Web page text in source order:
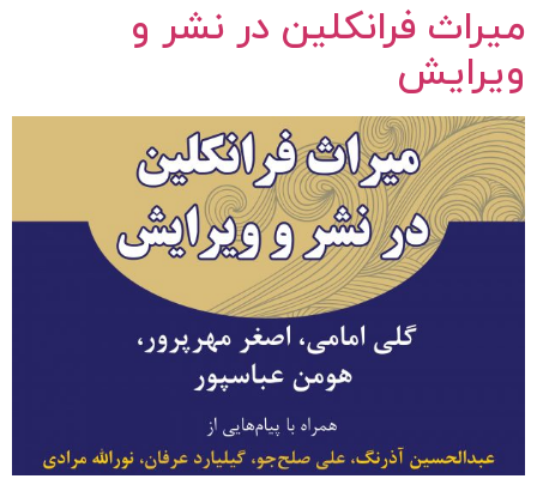
میراث فرانکلین در نشر و
ویرایش